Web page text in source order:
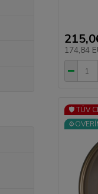
174,84
🛡️ TÜV